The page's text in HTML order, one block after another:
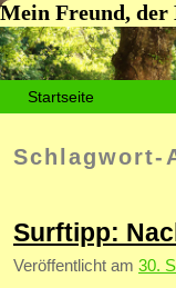
Mein Freund, der
Startseite
Schlagwort-
Surftipp:
Veröffentlicht am 30.